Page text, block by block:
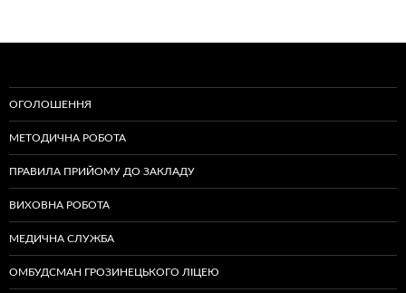
ОГОЛОШЕННЯ
МЕТОДИЧНА РОБОТА
ПРАВИЛА ПРИЙОМУ ДО ЗАКЛАДУ
ВИХОВНА РОБОТА
МЕДИЧНА СЛУЖБА
ОМБУДСМАН ГРОЗИНЕЦЬКОГО ЛІЦЕЮ